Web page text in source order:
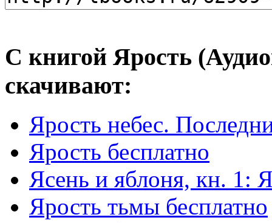
С книгой Ярость
скачивают:
Ярость небес.
Ярость бесплатно
Ясень и яблоня, кн. 1:
Ярость тьмы бесплатно